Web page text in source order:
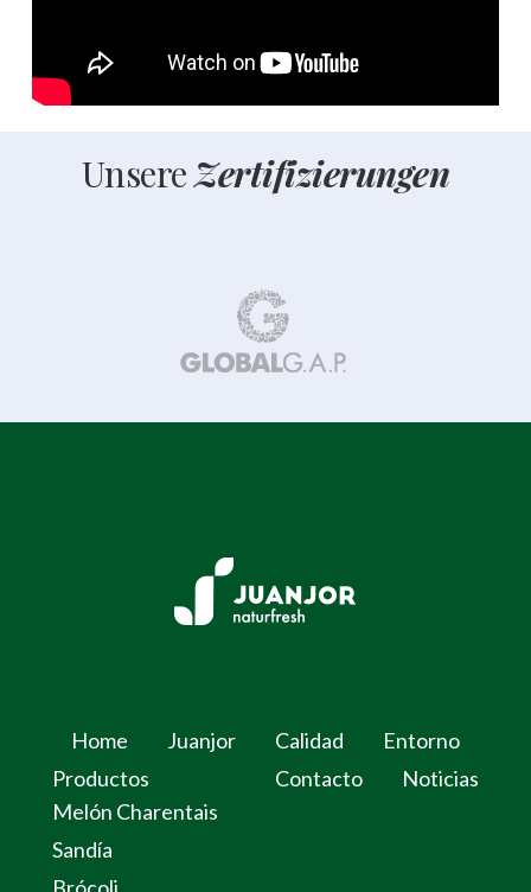
UnsereZertifizierungen
Home Juanjor Calidad
Entorno
Productos
Melón Charentais
Sandía
Contacto Noticias